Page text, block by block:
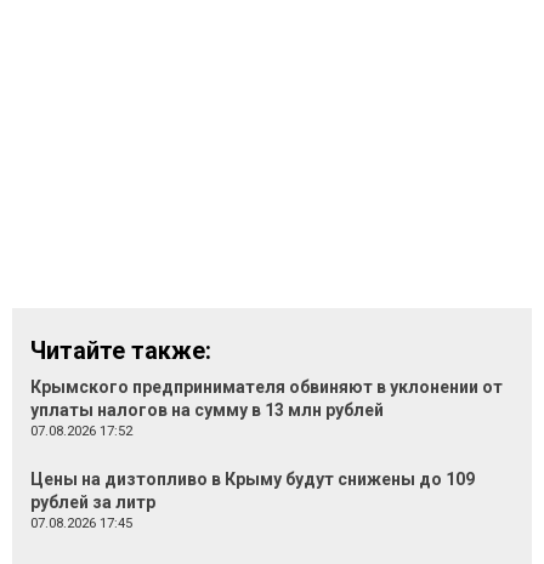
Читайте также:
Крымского предпринимателя обвиняют в уклонении от
уплаты налогов на сумму в 13 млн рублей
07.08.2026 17:52
Цены на дизтопливо в Крыму будут снижены до 109
рублей за литр
07.08.2026 17:45